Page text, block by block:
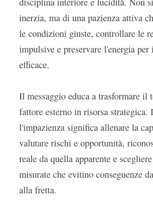
inerzia, ma di una pazienza attiva
le condizioni giuste, controllare le
impulsive e preservare l'energia
efficace.
Il messaggio educa a trasformare il
fattore esterno in risorsa strategica.
l'impazienza significa allenare la
valutare rischi e opportunità,
reale da quella apparente e
misurate che evitino conseguenze
alla fretta.